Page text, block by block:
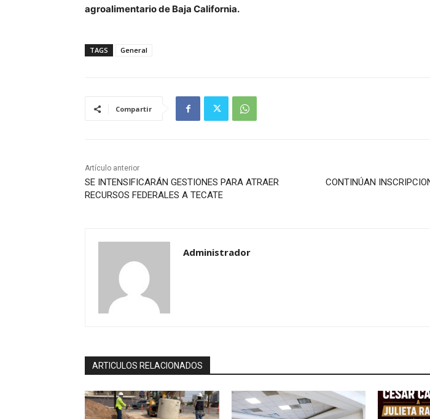
agroalimentario de Baja California.
TAGS General
Compartir
Artículo anterior
SE INTENSIFICARÁN GESTIONES PARA ATRAER
RECURSOS FEDERALES A TECATE
CONTINÚAN
Administrador
ARTICULOS RELACIONADOS